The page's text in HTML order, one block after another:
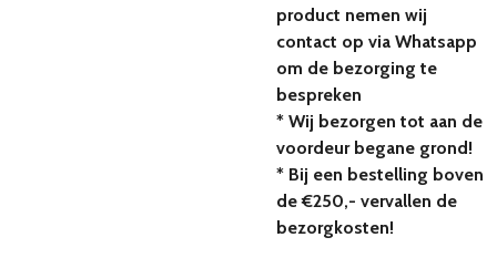
product nemen wij
contact op via Whatsapp
om de bezorging te
bespreken
* Wij bezorgen tot aan de
voordeur begane grond!
* Bij een bestelling boven
de €250,- vervallen de
bezorgkosten!